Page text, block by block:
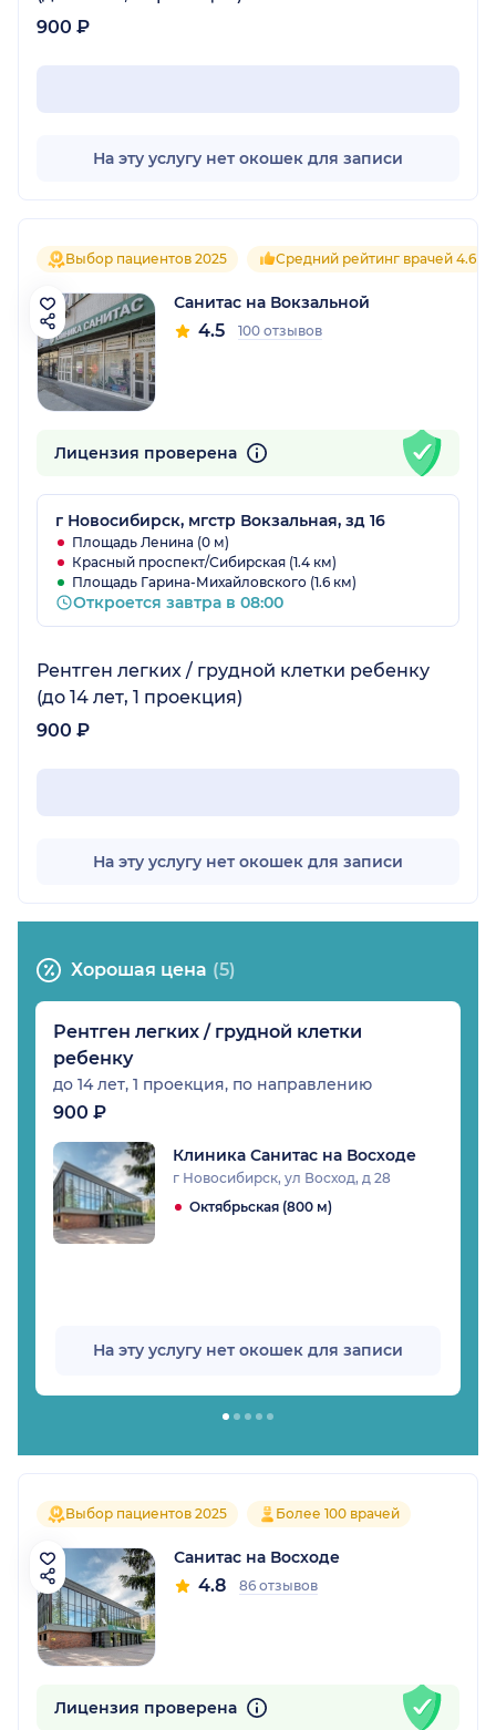
900 ₽
На эту услугу нет окошек для записи
Выбор пациентов 2025 Средний рейтинг врачей 4.6
Санитас на Вокзальной
4.5 100 отзывов
Лицензия проверена
г Новосибирск, мгстр Вокзальная, зд 16
Площадь Ленина (0 м)
Красный проспект/Сибирская (1.4 км)
Площадь Гарина-Михайловского (1.6 км)
Откроется завтра в 08:00
Рентген легких / грудной клетки ребенку
(до 14 лет, 1 проекция)
900 ₽
На эту услугу нет окошек для записи
Хорошая цена (5)
Рентген легких / грудной клетки
ребенку
до 14 лет, 1 проекция, по направлению
900 ₽
Клиника Санитас на Восходе
г Новосибирск, ул Восход, д 28
Октябрьская (800 м)
На эту услугу нет окошек для записи
Выбор пациентов 2025 Более 100 врачей
Санитас на Восходе
4.8 86 отзывов
Лицензия проверена